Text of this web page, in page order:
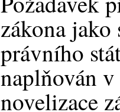
zákona
právního
naplňován
novelizace